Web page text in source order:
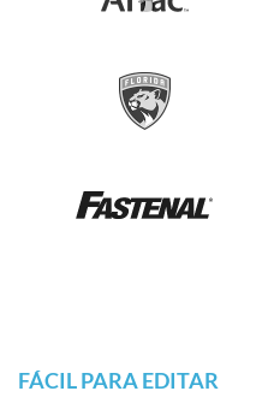
FÁCIL PARA EDITAR